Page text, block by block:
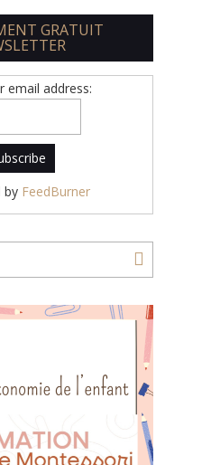
GRATUIT
email address:
by FeedBurner